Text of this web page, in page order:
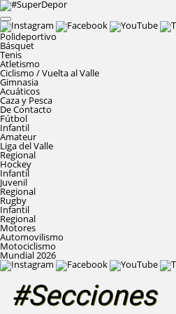
Polideportivo
Básquet
Tenis
Atletismo
Ciclismo / Vuelta al Valle
Gimnasia
Acuáticos
Caza y Pesca
De Contacto
Fútbol
Infantil
Amateur
Liga del Valle
Regional
Hockey
Infantil
Juvenil
Regional
Rugby
Infantil
Regional
Motores
Automovilismo
Motociclismo
Mundial 2026
#Secciones